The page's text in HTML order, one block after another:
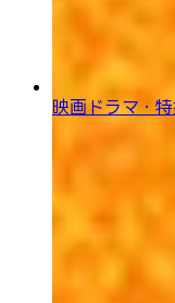
映画ドラマ・特